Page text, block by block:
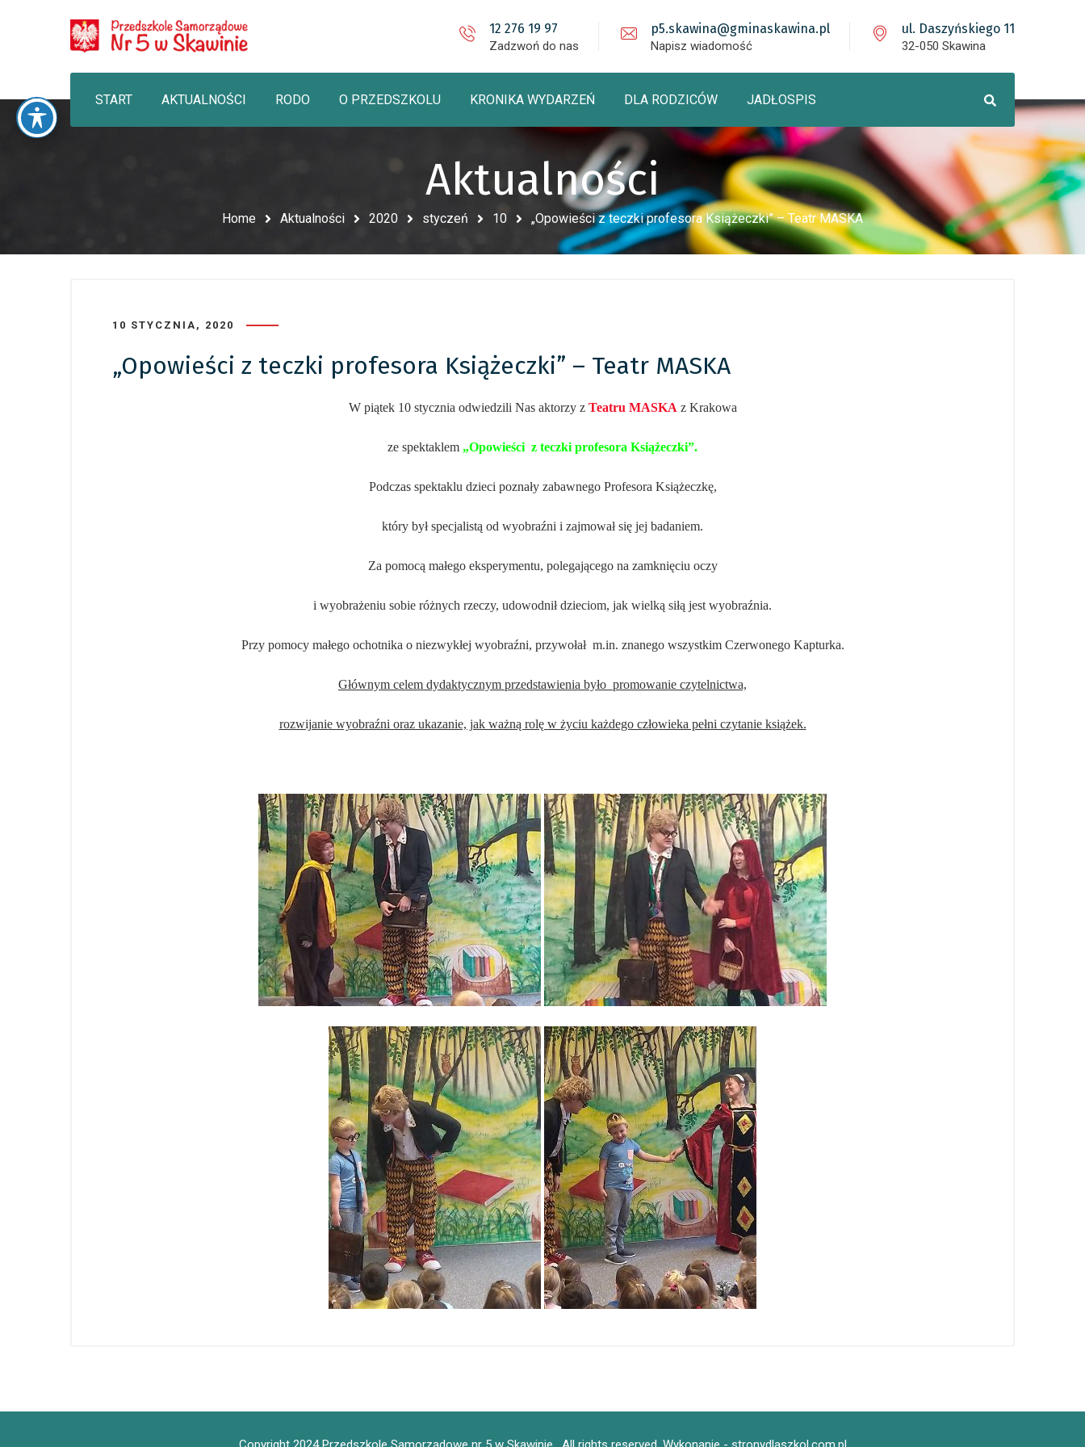
12 276 19 97
Zadzwoń do nas
p5.skawina@gminaskawina.pl
Napisz wiadomość
ul. Daszyńskiego 11
32-050 Skawina
START AKTUALNOŚCI RODO O PRZEDSZKOLU KRONIKA WYDARZEŃ DLA RODZICÓW JADŁOSPIS
Aktualności
Home Aktualności 2020 styczeń 10 „Opowieści z teczki profesora Książeczki” – Teatr MASKA
10 STYCZNIA, 2020
„Opowieści z teczki profesora Książeczki” – Teatr MASKA
W piątek 10 stycznia odwiedzili Nas aktorzy z Teatru MASKA z Krakowa
ze spektaklem „Opowieści z teczki profesora Książeczki”.
Podczas spektaklu dzieci poznały zabawnego Profesora Książeczkę,
który był specjalistą od wyobraźni i zajmował się jej badaniem.
Za pomocą małego eksperymentu, polegającego na zamknięciu oczy
i wyobrażeniu sobie różnych rzeczy, udowodnił dzieciom, jak wielką siłą jest wyobraźnia.
Przy pomocy małego ochotnika o niezwykłej wyobraźni, przywołał m.in. znanego wszystkim Czerwonego Kapturka.
Głównym celem dydaktycznym przedstawienia było promowanie czytelnictwa,
rozwijanie wyobraźni oraz ukazanie, jak ważną rolę w życiu każdego człowieka pełni czytanie książek.